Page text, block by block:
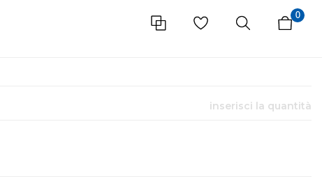
0
inserisci la quantità